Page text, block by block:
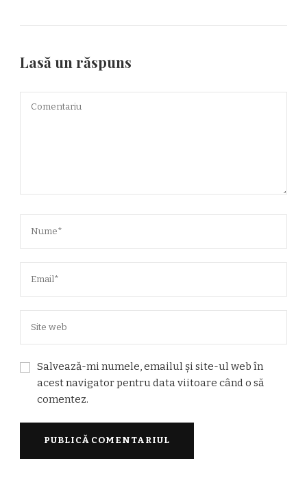
Lasă un răspuns
Salvează-mi numele, emailul și site-ul web în
acest navigator pentru data viitoare când o să
comentez.